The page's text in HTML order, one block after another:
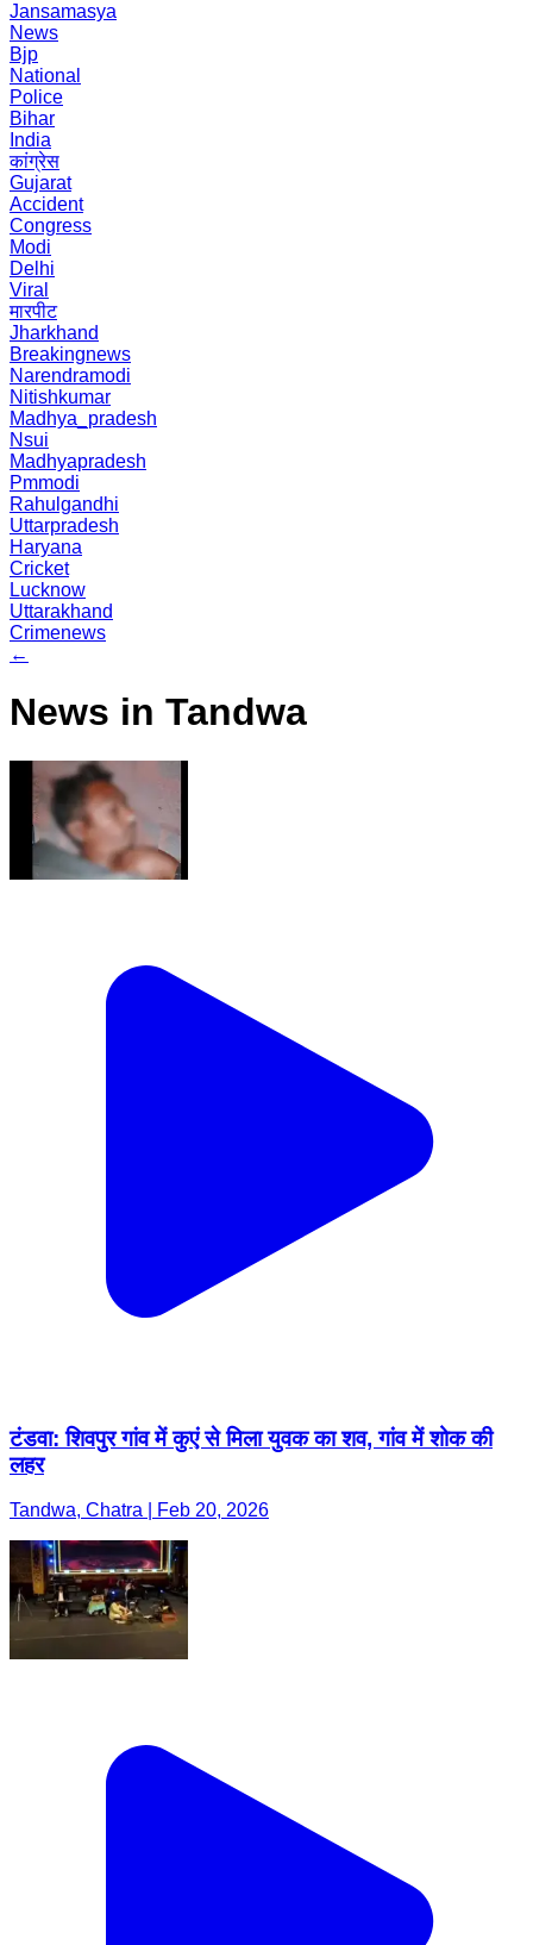
Jansamasya
News
Bjp
National
Police
Bihar
India
कांग्रेस
Gujarat
Accident
Congress
Modi
Delhi
Viral
मारपीट
Jharkhand
Breakingnews
Narendramodi
Nitishkumar
Madhya_pradesh
Nsui
Madhyapradesh
Pmmodi
Rahulgandhi
Uttarpradesh
Haryana
Cricket
Lucknow
Uttarakhand
Crimenews
←
News in Tandwa
टंडवा: शिवपुर गांव में कुएं से मिला युवक का शव, गांव में शोक की
लहर
Tandwa, Chatra | Feb 20, 2026